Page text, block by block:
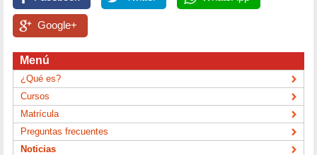
Google+
Menú
¿Qué es?
Cursos
Matrícula
Preguntas frecuentes
Noticias